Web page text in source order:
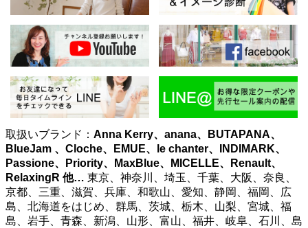
取扱いブランド： Anna Kerry、anana、BUTAPANA、
BlueJam 、Cloche、EMUE、le chanter、INDIMARK、
Passione、Priority、MaxBlue、MICELLE、Renault、
RelaxingR 他… 東京、神奈川、埼玉、千葉、大阪、奈良、
京都、三重、滋賀、兵庫、和歌山、愛知、静岡、福岡、広
島、北海道をはじめ、群馬、茨城、栃木、山梨、宮城、福
島、岩手、青森、新潟、山形、富山、福井、岐阜、石川、島